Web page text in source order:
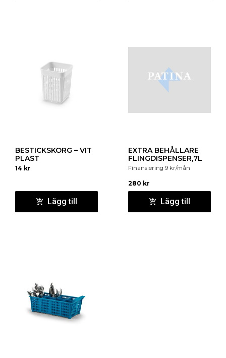
BESTICKSKORG – VIT
PLAST
14 kr
Lägg till
EXTRA BEHÅLLARE
FLINGDISPENSER,7L
Finansiering 9 kr/mån
280 kr
Lägg till